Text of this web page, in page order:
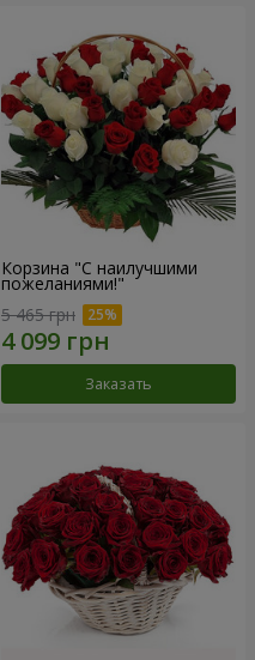
Корзина "С наилучшими
пожеланиями!"
5 465 грн
Заказать